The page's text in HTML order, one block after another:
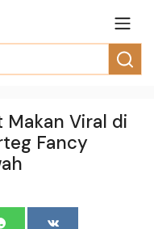
Makan Viral di
Fancy